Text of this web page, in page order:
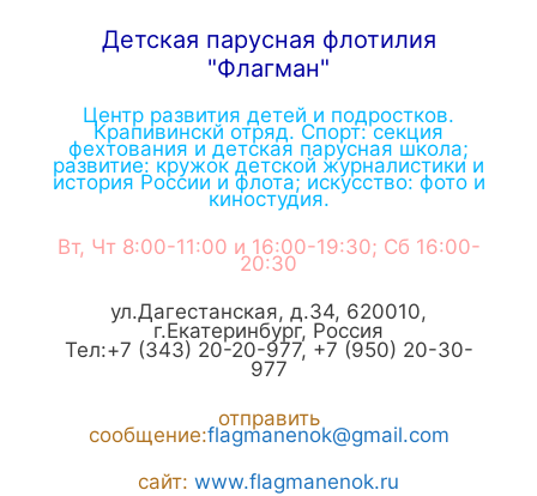
Детская парусная флотилия
"Флагман"
Центр развития детей и подростков.
Крапивинскй отряд. Спорт: секция
фехтования и детская парусная школа;
развитие: кружок детской журналистики и
история России и флота; искусство: фото и
киностудия.
Вт, Чт 8:00-11:00 и 16:00-19:30; Сб 16:00-
20:30
ул.Дагестанская, д.34, 620010,
г.Екатеринбург, Россия
Тел:+7 (343) 20-20-977, +7 (950) 20-30-
977
отправить
сообщение:flagmanenok@gmail.com
сайт: www.flagmanenok.ru